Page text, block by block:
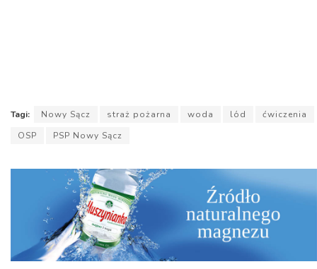
Tagi: Nowy Sącz straż pożarna woda lód
ćwiczenia
OSP
PSP Nowy Sącz